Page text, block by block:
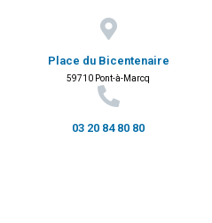
Place du Bicentenaire
59710 Pont-à-Marcq
03 20 84 80 80